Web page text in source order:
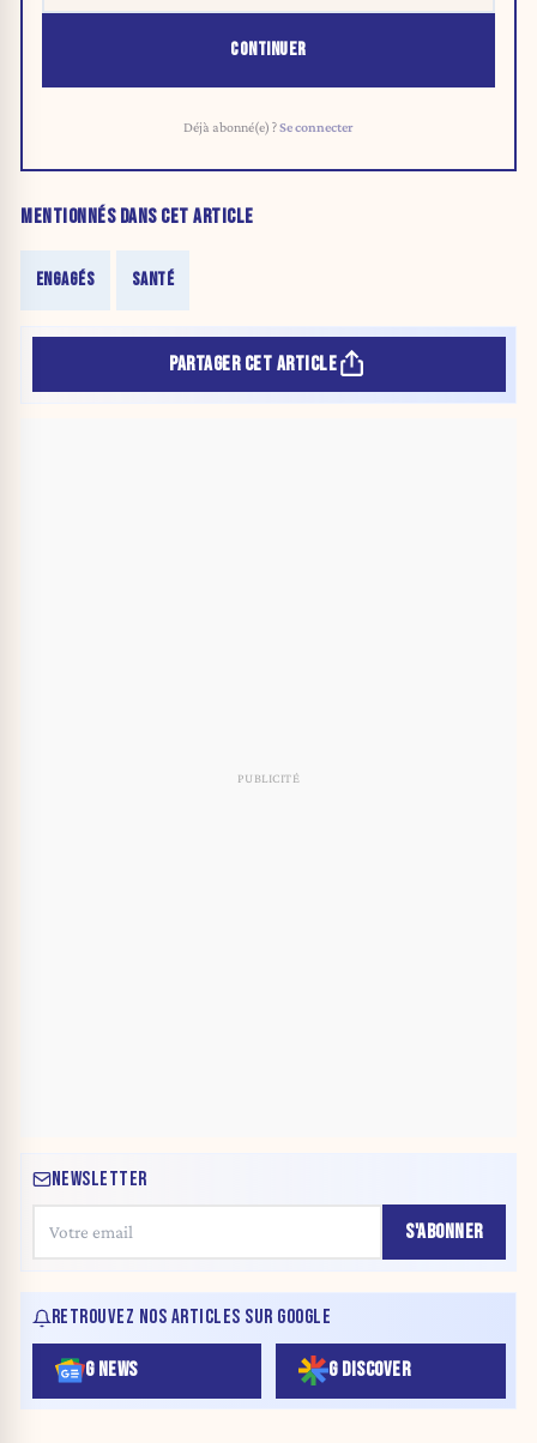
CONTINUER
Déjà abonné(e) ?Se connecter
MENTIONNÉS DANS CET ARTICLE
ENGAGÉS SANTÉ
PARTAGER CET ARTICLE
NEWSLETTER
S'ABONNER
RETROUVEZ NOS ARTICLES SUR GOOGLE
G NEWS G DISCOVER